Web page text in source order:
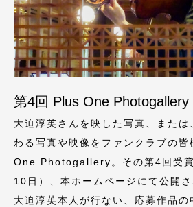
第4回 Plus One Photogallery
大迫淳英さんを映した写真、または
わる写真や映像をファンクラブの
One Photogallery。その第4回受賞
10日）、本ホームページにて公開
大迫淳英本人が行ない、応募作品